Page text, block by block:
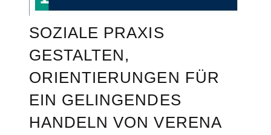
SOZIALE PRAXIS
GESTALTEN,
ORIENTIERUNGEN FÜR
EIN GELINGENDES
HANDELN VON VERENA